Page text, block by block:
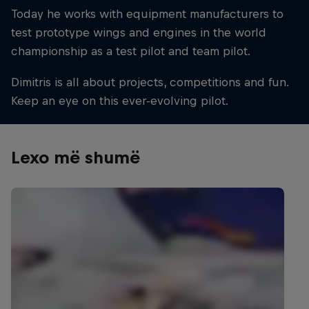
Today he works with equipment manufacturers to
test prototype wings and engines in the world
championship as a test pilot and team pilot.
Dimitris is all about projects, competitions and fun.
Keep an eye on this ever-evolving pilot.
Lexo më shumë